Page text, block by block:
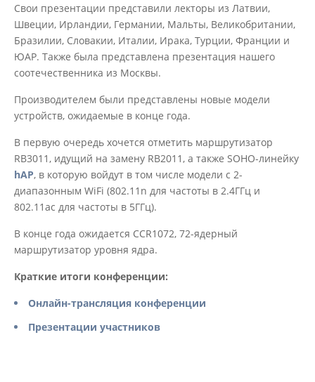
Свои презентации представили лекторы из Латвии,
Швеции, Ирландии, Германии, Мальты, Великобритании,
Бразилии, Словакии, Италии, Ирака, Турции, Франции и
ЮАР. Также была представлена презентация нашего
соотечественника из Москвы.
Производителем были представлены новые модели
устройств, ожидаемые в конце года.
В первую очередь хочется отметить маршрутизатор
RB3011, идущий на замену RB2011, а также SOHO-линейку
hAP, в которую войдут в том числе модели с 2-
диапазонным WiFi (802.11n для частоты в 2.4ГГц и
802.11ac для частоты в 5ГГц).
В конце года ожидается CCR1072, 72-ядерный
маршрутизатор уровня ядра.
Краткие итоги конференции:
Онлайн-трансляция конференции
Презентации участников